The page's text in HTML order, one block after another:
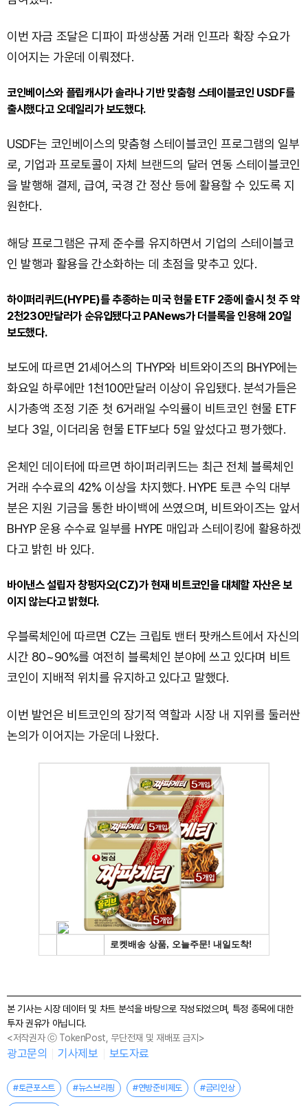
이번 자금 조달은 디파이 파생상품 거래 인프라 확장 수요가
이어지는 가운데 이뤄졌다.
코인베이스와 플립캐시가 솔라나 기반 맞춤형 스테이블코인 USDF를
출시했다고 오데일리가 보도했다.
USDF는 코인베이스의 맞춤형 스테이블코인 프로그램의 일부
로, 기업과 프로토콜이 자체 브랜드의 달러 연동 스테이블코인
을 발행해 결제, 급여, 국경 간 정산 등에 활용할 수 있도록 지
원한다.
해당 프로그램은 규제 준수를 유지하면서 기업의 스테이블코
인 발행과 활용을 간소화하는 데 초점을 맞추고 있다.
하이퍼리퀴드(HYPE)를 추종하는 미국 현물 ETF 2종에 출시 첫 주 약
2천230만달러가 순유입됐다고 PANews가 더블록을 인용해 20일
보도했다.
보도에 따르면 21셰어스의 THYP와 비트와이즈의 BHYP에는
화요일 하루에만 1천100만달러 이상이 유입됐다. 분석가들은
시가총액 조정 기준 첫 6거래일 수익률이 비트코인 현물 ETF
보다 3일, 이더리움 현물 ETF보다 5일 앞섰다고 평가했다.
온체인 데이터에 따르면 하이퍼리퀴드는 최근 전체 블록체인
거래 수수료의 42% 이상을 차지했다. HYPE 토큰 수익 대부
분은 지원 기금을 통한 바이백에 쓰였으며, 비트와이즈는 앞서
BHYP 운용 수수료 일부를 HYPE 매입과 스테이킹에 활용하겠
다고 밝힌 바 있다.
바이낸스 설립자 창펑자오(CZ)가 현재 비트코인을 대체할 자산은 보
이지 않는다고 밝혔다.
우블록체인에 따르면 CZ는 크립토 밴터 팟캐스트에서 자신의
시간 80~90%를 여전히 블록체인 분야에 쓰고 있다며 비트
코인이 지배적 위치를 유지하고 있다고 말했다.
이번 발언은 비트코인의 장기적 역할과 시장 내 지위를 둘러싼
논의가 이어지는 가운데 나왔다.
본 기사는 시장 데이터 및 차트 분석을 바탕으로 작성되었으며, 특정 종목에 대한
투자 권유가 아닙니다.
<저작권자 ⓒ TokenPost, 무단전재 및 재배포 금지>
광고문의 기사제보 보도자료
#토큰포스트 #뉴스브리핑 #연방준비제도 #금리인상